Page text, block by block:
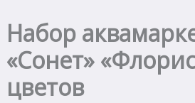
Набор
«Сонет»
цветов